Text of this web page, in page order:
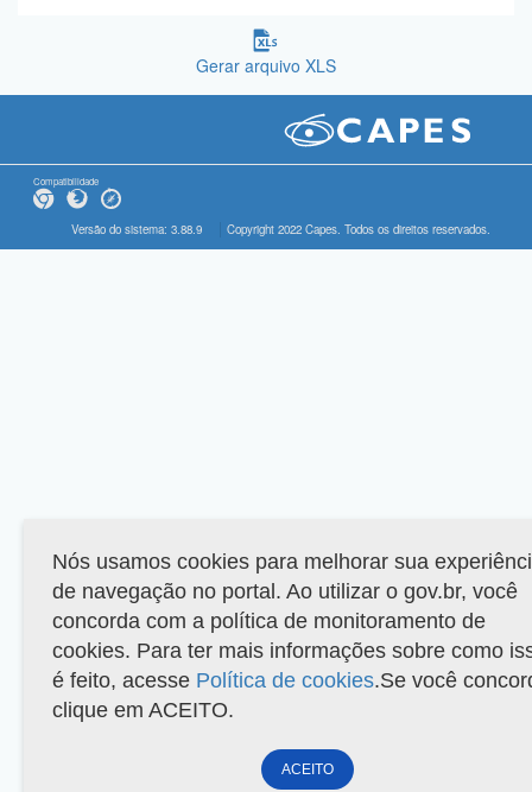
Gerar arquivo XLS
Compatibilidade
Versão do sistema: 3.88.9 Copyright 2022 Capes. Todos os direitos reservados.
Nós usamos cookies para melhorar sua
de navegação no portal. Ao utilizar o gov.br, você
concorda com a política de monitoramento de
cookies. Para ter mais informações sobre como
é feito, acesse Política de cookies.Se você
clique em ACEITO.
ACEITO